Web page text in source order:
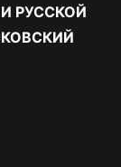
РУССКОЙ